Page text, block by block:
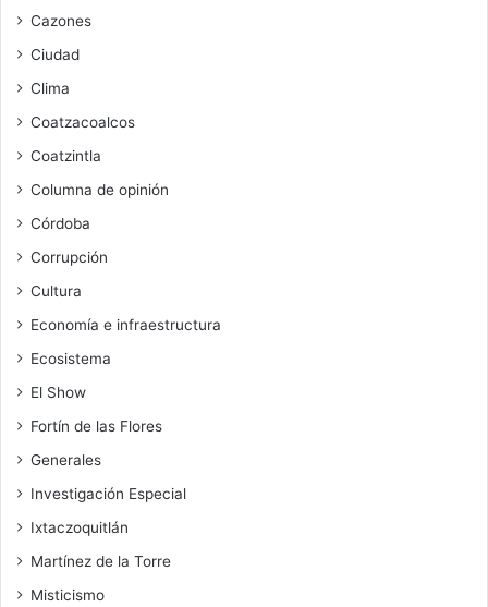
Cazones
Ciudad
Clima
Coatzacoalcos
Coatzintla
Columna de opinión
Córdoba
Corrupción
Cultura
Economía e infraestructura
Ecosistema
El Show
Fortín de las Flores
Generales
Investigación Especial
Ixtaczoquitlán
Martínez de la Torre
Misticismo